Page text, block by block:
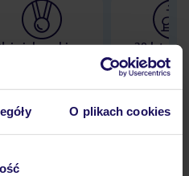
O plikach cookies
biuro
30 lat w